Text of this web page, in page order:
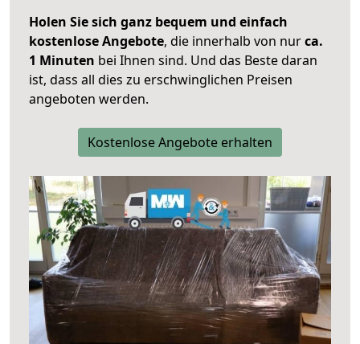
Holen Sie sich ganz bequem und einfach
kostenlose Angebote, die innerhalb von nurca.
1 Minuten bei Ihnen sind. Und das Beste daran
ist, dass all dies zu erschwinglichen Preisen
angeboten werden.
Kostenlose Angebote erhalten